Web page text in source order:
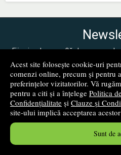
Acest site folosește cookie-uri
comenzi online, precum și pentru
preferințelor vizitatorilor. Vă
pentru a citi și a înțelege Politica
Confidențialitate și Clauze și
site-ului implică acceptarea
Sunt de
Fii primul care află despre